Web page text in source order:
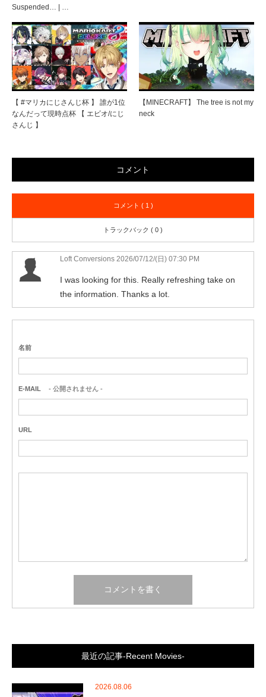
Suspended… | …
【 #マリカにじさんじ杯 】 誰が1位
なんだって現時点杯 【 エビオ/にじ
さんじ 】
【MINECRAFT】 The tree is not my
neck
コメント
コメント ( 1 )
トラックバック ( 0 )
Loft Conversions 2026/07/12/(日) 07:30 PM
I was looking for this. Really refreshing take on
the information. Thanks a lot.
名前
E-MAIL - 公開されません -
URL
最近の記事-Recent Movies-
2026.08.06